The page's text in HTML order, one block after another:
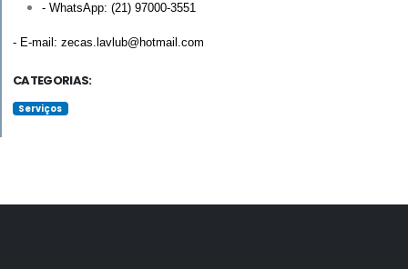
- WhatsApp: (21) 97000-3551
- E-mail: zecas.lavlub@hotmail.com
CATEGORIAS:
Serviços